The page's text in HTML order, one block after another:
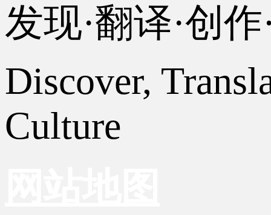
发现·翻译·创
Discover,
Culture